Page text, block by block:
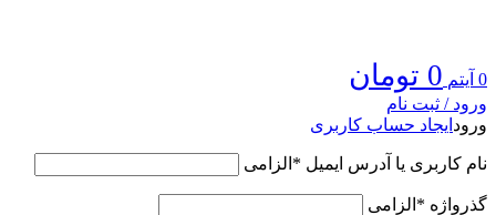
0 آیتم 0 تومان
ورود / ثبت نام
ورود ایجاد حساب کاربری
نام کاربری یا آدرس ایمیل * الزامی
گذرواژه * الزامی